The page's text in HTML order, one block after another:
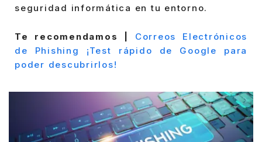
seguridad informática en tu entorno.
Te recomendamos |
Correos Electrónicos
de Phishing ¡Test rápido de Google para
poder descubrirlos!